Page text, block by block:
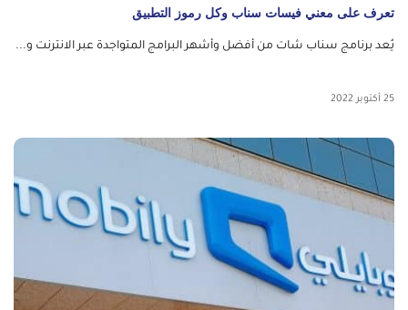
تعرف على معني فيسات سناب وكل رموز التطبيق
يُعد برنامج سناب شات من أفضل وأشهر البرامج المتواجدة عبر الانترنت و...
25 أكتوبر 2022